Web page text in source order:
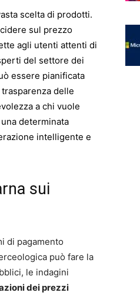
scelta di prodotti.
sul prezzo
agli utenti attenti di
del settore dei
essere pianificata
trasparenza delle
a chi vuole
determinata
intelligente e
sui
di pagamento
può fare la
le indagini
dei prezzi